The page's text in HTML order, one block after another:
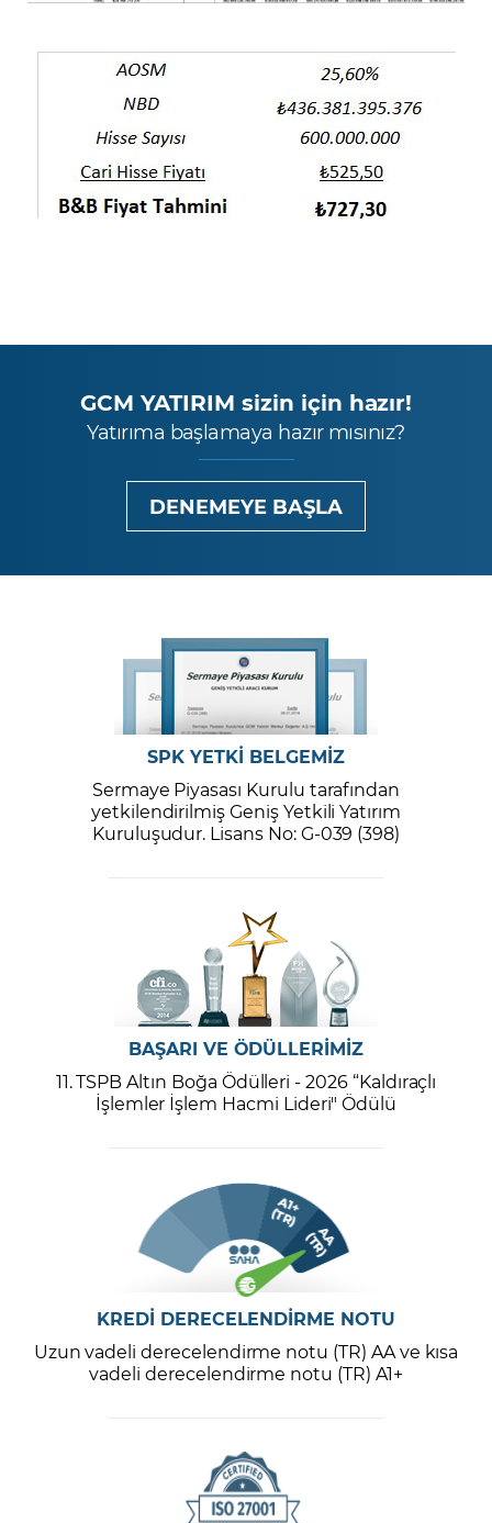
GCM YATIRIM sizin için hazır!
Yatırıma başlamaya hazır mısınız?
DENEMEYE BAŞLA
SPK YETKİ BELGEMİZ
Sermaye Piyasası Kurulu tarafından
yetkilendirilmiş Geniş Yetkili Yatırım
Kuruluşudur. Lisans No: G-039 (398)
BAŞARI VE ÖDÜLLERİMİZ
11. TSPB Altın Boğa Ödülleri - 2026 “Kaldıraçlı
İşlemler İşlem Hacmi Lideri" Ödülü
KREDİ DERECELENDİRME NOTU
Uzun vadeli derecelendirme notu (TR) AA ve kısa
vadeli derecelendirme notu (TR) A1+